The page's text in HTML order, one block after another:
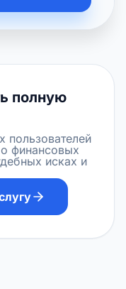
полную
пользователей
финансовых
исках и